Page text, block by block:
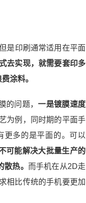
是印刷通常适用在平面
去实现，就需要套印多
涂料。
的问题，一是镀膜速度
为例，同时期的平面手
更多的是平面的。可以
可能解决大批量生产的
热。 而手机在从2D走
相比传统的手机要更加